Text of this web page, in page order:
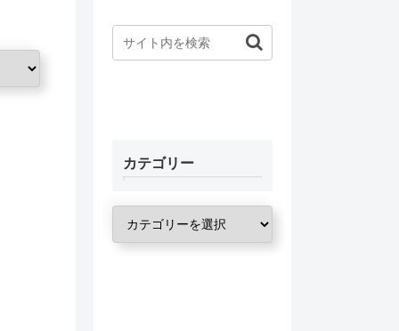
カテゴリー